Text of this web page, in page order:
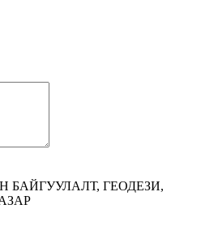
БАЙГУУЛАЛТ, ГЕОДЕЗИ,